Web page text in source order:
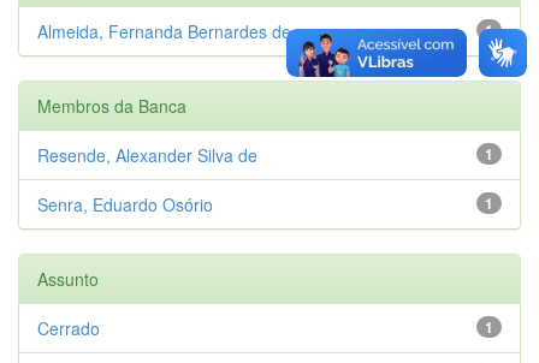
1
Almeida, Fernanda Bernardes de
Membros da Banca
1
Resende, Alexander Silva de
1
Senra, Eduardo Osório
Assunto
1
Cerrado